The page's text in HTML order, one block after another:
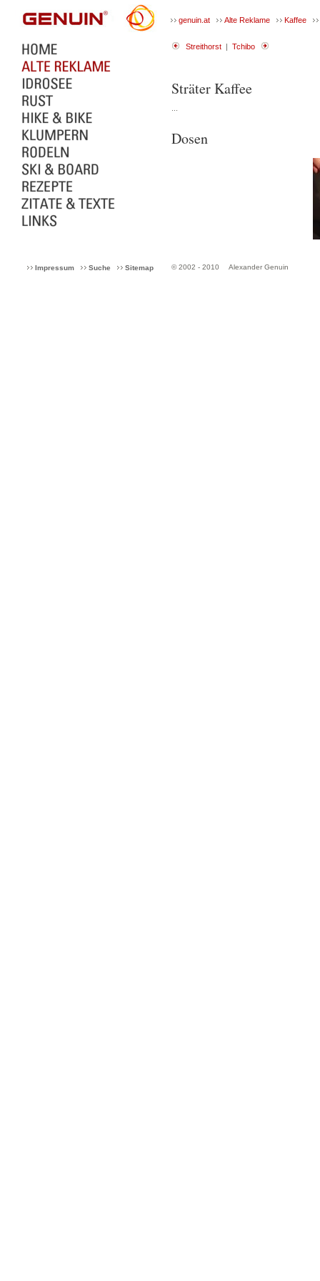
genuin.at Alte Reklame Kaffee
Streithorst | Tchibo
Sträter Kaffee
Dosen
Impressum Suche Sitemap © 2002 - 2010 Alexander Genuin